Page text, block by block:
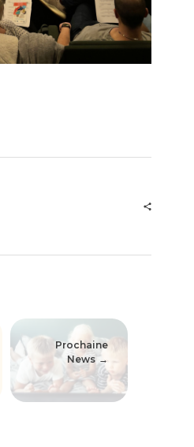
Prochaine
News